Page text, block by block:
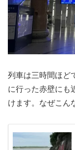
列車は三時間ほど
に行った赤壁にも
けます。なぜこん